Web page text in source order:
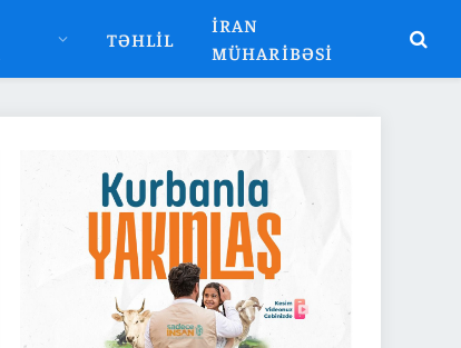
TƏHLIL
İRAN
MÜHARIBƏSI